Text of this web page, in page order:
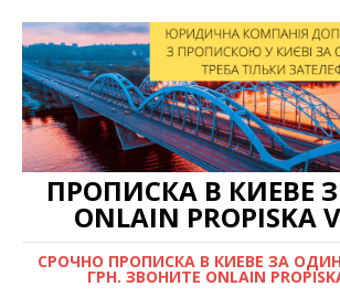
ПРОПИСКА В КИЕВЕ
ONLAIN PROPISKA
СРОЧНО ПРОПИСКА В КИЕВЕ ЗА
ГРН. ЗВОНИТЕ ONLAIN